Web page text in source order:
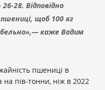
28. Відповідно
щоб 100 кг
каже Вадим
пшениці в
пів-тонни, ніж в 2022